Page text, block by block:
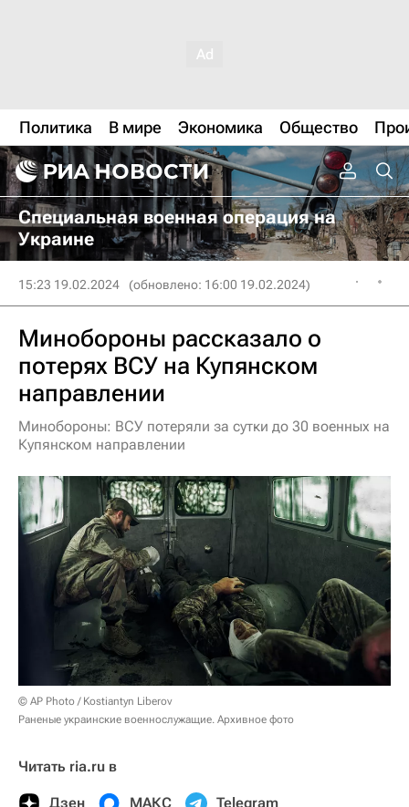
Политика В мире Экономика Общество
Специальная военная операция на
Украине
15:23 19.02.2024 (обновлено: 16:00 19.02.2024)
Минобороны рассказало о
потерях ВСУ на Купянском
направлении
Минобороны: ВСУ потеряли за сутки до 30 военных на
Купянском направлении
© AP Photo / Kostiantyn Liberov
Раненые украинские военнослужащие. Архивное фото
Читать ria.ru в
Дзен МАКС Telegram